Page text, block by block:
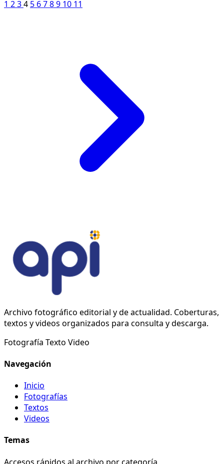
1 234 5 6789 10 11
Archivo fotográfico editorial y de actualidad. Coberturas,
textos y videos organizados para consulta y descarga.
Fotografía Texto Video
Navegación
Inicio
Fotografías
Textos
Videos
Temas
Accesos rápidos al archivo por categoría.